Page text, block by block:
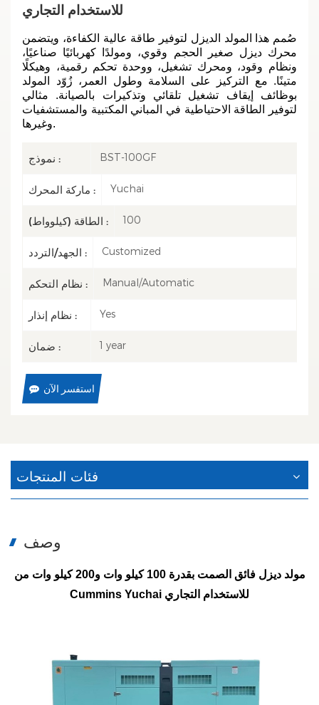
للاستخدام التجاري
صُمم هذا المولد الديزل لتوفير طاقة عالية الكفاءة، ويتضمن
محرك ديزل صغير الحجم وقوي، ومولدًا كهربائيًا صناعيًا،
ونظام وقود، ومحرك تشغيل، ووحدة تحكم رقمية، وهيكلًا
متينًا. مع التركيز على السلامة وطول العمر، زُوّد المولد
بوظائف إيقاف تشغيل تلقائي وتذكيرات بالصيانة. مثالي
لتوفير الطاقة الاحتياطية في المباني المكتبية والمستشفيات
وغيرها.
نموذج : BST-100GF
ماركة المحرك : Yuchai
الطاقة (كيلوواط) : 100
الجهد/التردد : Customized
نظام التحكم : Manual/Automatic
نظام إنذار : Yes
ضمان : 1 year
استفسر الآن
فئات المنتجات
وصف
مولد ديزل فائق الصمت بقدرة 100 كيلو وات و200 كيلو وات من
Cummins Yuchai للاستخدام التجاري